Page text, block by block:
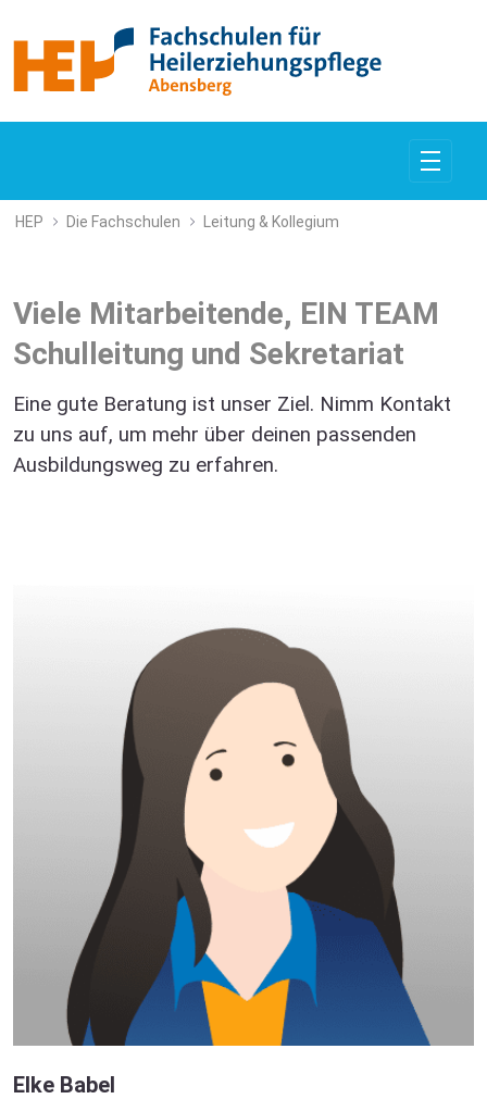
Leitung &amp; Kollegium
HEP Die Fachschulen Leitung & Kollegium
Viele Mitarbeitende, EIN TEAM
Schulleitung und Sekretariat
Eine gute Beratung ist unser Ziel. Nimm Kontakt
zu uns auf, um mehr über deinen passenden
Ausbildungsweg zu erfahren.
Elke Babel